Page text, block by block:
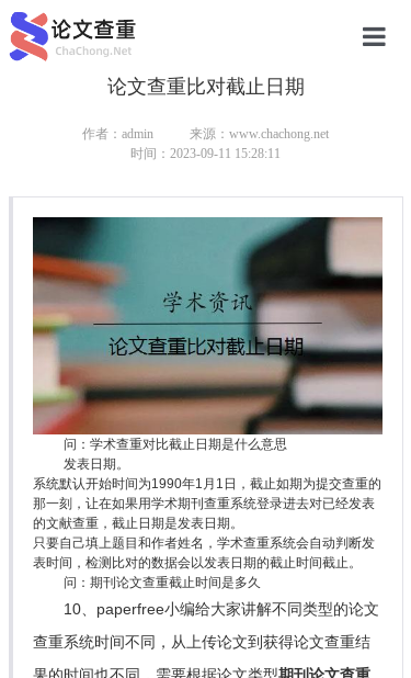
研究生论
硕士论文
博士论文
论文查重比对截止日期
作者：admin
来源：www.chachong.net
时间：2023-09-11 15:28:11
问：学术查重对比截止日期是什么意思
发表日期。
系统默认开始时间为1990年1月1日，截止如期为提交查重的
那一刻，让在如果用学术期刊查重系统登录进去对已经发表
的文献查重，截止日期是发表日期。
只要自己填上题目和作者姓名，学术查重系统会自动判断发
表时间，检测比对的数据会以发表日期的截止时间截止。
问：期刊论文查重截止时间是多久
10、paperfree小编给大家讲解不同类型的论文
查重系统时间不同，从上传论文到获得论文查重结
果的时间也不同，需要根据论文类型期刊论文查重